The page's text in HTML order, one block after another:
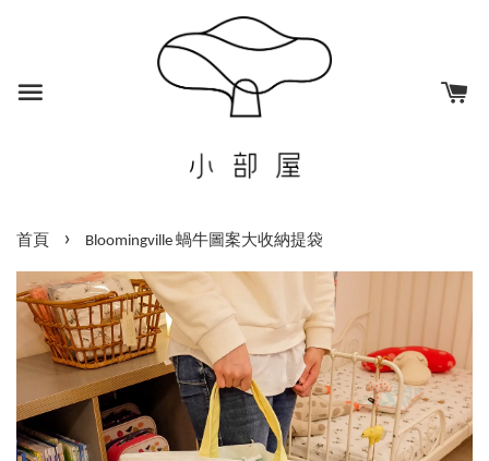
首頁 › Bloomingville 蝸牛圖案大收納提袋